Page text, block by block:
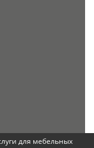
для мебельных